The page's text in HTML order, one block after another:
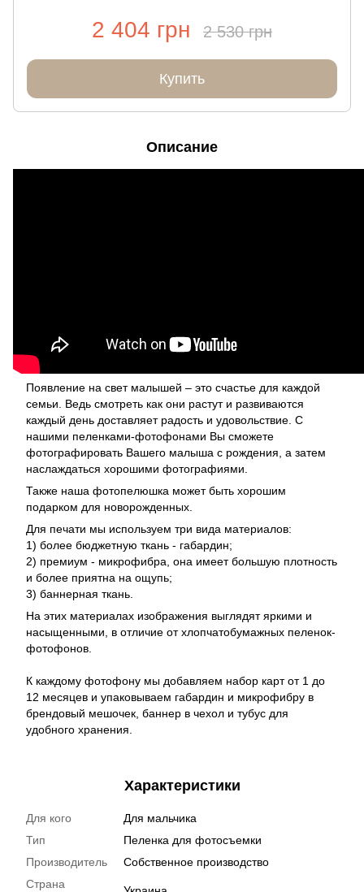
2 404 грн 2 530 грн
Купить
Описание
Появление на свет малышей – это счастье для каждой
семьи. Ведь смотреть как они растут и развиваются
каждый день доставляет радость и удовольствие. С
нашими пеленками-фотофонами Вы сможете
фотографировать Вашего малыша с рождения, а затем
наслаждаться хорошими фотографиями.
Также наша фотопелюшка может быть хорошим
подарком для новорожденных.
Для печати мы используем три вида материалов:
1) более бюджетную ткань - габардин;
2) премиум - микрофибра, она имеет большую плотность
и более приятна на ощупь;
3) баннерная ткань.
На этих материалах изображения выглядят яркими и
насыщенными, в отличие от хлопчатобумажных пеленок-
фотофонов.
К каждому фотофону мы добавляем набор карт от 1 до
12 месяцев и упаковываем габардин и микрофибру в
брендовый мешочек, баннер в чехол и тубус для
удобного хранения.
Характеристики
Для кого
Для мальчика
Тип
Пеленка для фотосъемки
Производитель
Собственное производство
Страна